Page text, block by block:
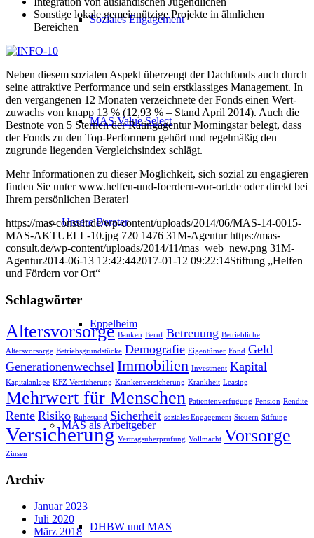
Soziales Engagement
MAS Value Select
Unsere Berater
Eppelheim
MAS als Arbeitgeber
DHBW und MAS
Sonstige lokale gemein­nützige Projekte in ähnlichen
Bereichen
Neben diesem sozialen Aspekt überzeugt der Dachfonds auch durch
seine attraktive Performance und sein erst­klassiges Management. In
den vergangenen 12 Monaten verzeichnete der Fonds einen Wert­
zuwachs von knapp 13 % (12,93 % – Stand April 2014). Auch die
Bestnote von 5 Sternen der Rating­agentur Morningstar belegt, dass
der Fonds zu den Top-Performern gehört und regelmäßig den
zugrunde liegenden Vergleichs­index schlägt.
Mehr Informationen zu dieser Möglichkeit, sich sozial zu engagieren
finden Sie unter www.helfen-und-foerdern-vor-ort.de oder direkt bei
Ihrem persönlichen Berater!
https://mas-consult.de/wp-content/uploads/2014/06/MAS-14-0015-
MAS-AKTUELL-10.jpg 720 1476 31M-Agentur https://mas-
consult.de/wp-content/uploads/2014/11/mas_web_new.png 31M-
Agentur2014-06-13 12:42:442017-01-12 09:22:14Stiftung „Helfen
und Fördern vor Ort“
Schlagwörter
Altersvorsorge Banken Beruf Betreuung Betriebliche
Altersvorsorge Betriebsgrundstücke Demografie Eigentümer Fond Geld
Generationenwechsel Immobilien Investment Kapital
Kapitalanlage KFZ Versicherung Krankenversicherung Krankheit Leasing
Mehrwert für Menschen Patientenverfügung Pension Rendite
Rente Risiko Ruhestand Sicherheit soziales Engagement Steuern Stiftung
Versicherung Vertragsüberprüfung Vollmacht Vorsorge
Zinsen
Archiv
Januar 2023
Juli 2020
März 2018